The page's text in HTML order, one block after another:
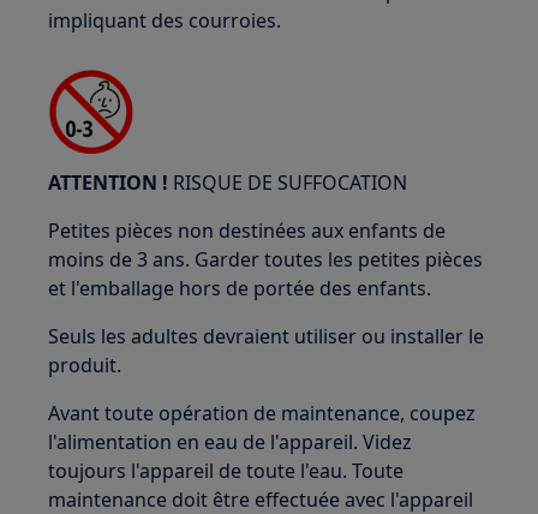
impliquant des courroies.
ATTENTION ! RISQUE DE SUFFOCATION
Petites pièces non destinées aux enfants de
moins de 3 ans. Garder toutes les petites pièces
et l'emballage hors de portée des enfants.
Seuls les adultes devraient utiliser ou installer le
produit.
Avant toute opération de maintenance, coupez
l'alimentation en eau de l'appareil. Videz
toujours l'appareil de toute l'eau. Toute
maintenance doit être effectuée avec l'appareil